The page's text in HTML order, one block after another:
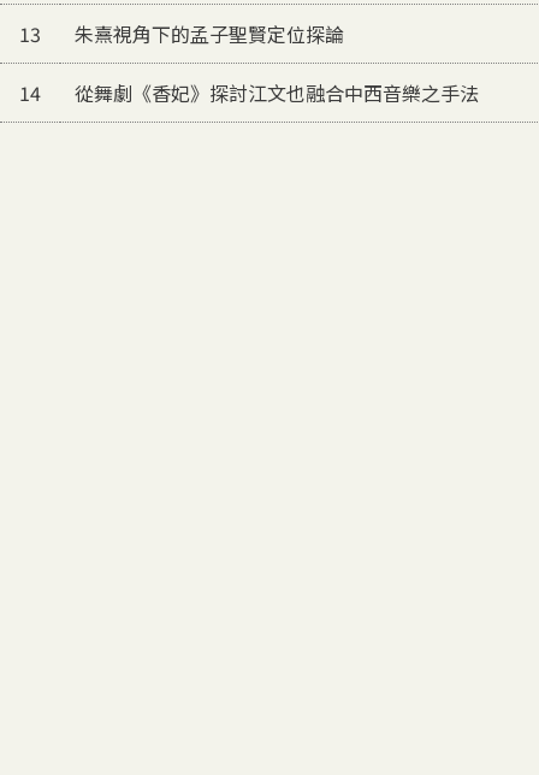
13 朱熹視角下的孟子聖賢定位探論
14 從舞劇《香妃》探討江文也融合中西音樂之手法